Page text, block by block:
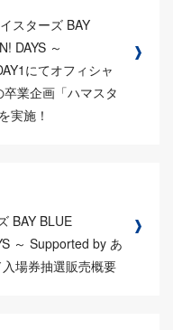
スターズ BAY
DAYS ～
にてオフィシャ
業企画「ハマスタ
実施！
BAY BLUE
～ Supported by あ
場券抽選販売概要